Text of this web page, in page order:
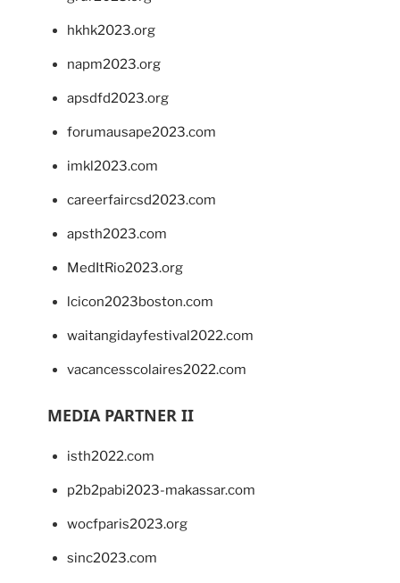
hkhk2023.org
napm2023.org
apsdfd2023.org
forumausape2023.com
imkl2023.com
careerfaircsd2023.com
apsth2023.com
MedItRio2023.org
lcicon2023boston.com
waitangidayfestival2022.com
vacancesscolaires2022.com
MEDIA PARTNER II
isth2022.com
p2b2pabi2023-makassar.com
wocfparis2023.org
sinc2023.com